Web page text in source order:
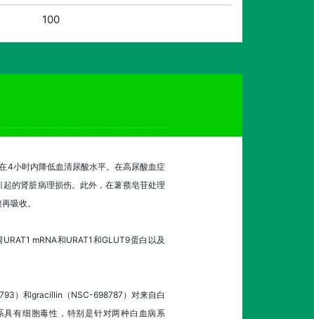
100
4小时内降低血清尿酸水平。在高尿酸血症
的肾脏病理损伤。此外，在薯蓣皂苷处理
吸收。
mRNA和URAT1和GLUT9蛋白以及
）和gracillin（NSC-698787）对来自白
有细胞毒性，特别是针对两种白血病系